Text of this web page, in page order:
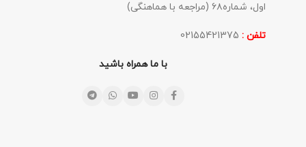
اول، شماره۶۸ (مراجعه با هماهنگی)
تلفن :
با ما همراه باشید